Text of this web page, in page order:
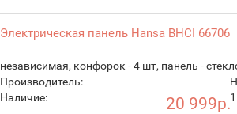
Электрическая панель Hansa BHCI 66706
независимая, конфорок - 4 шт, панель -
Производитель:
Наличие:
1
20 999р.